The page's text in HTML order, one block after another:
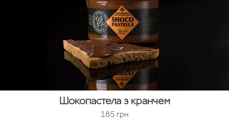
Шокопастела з кранчем
185 грн